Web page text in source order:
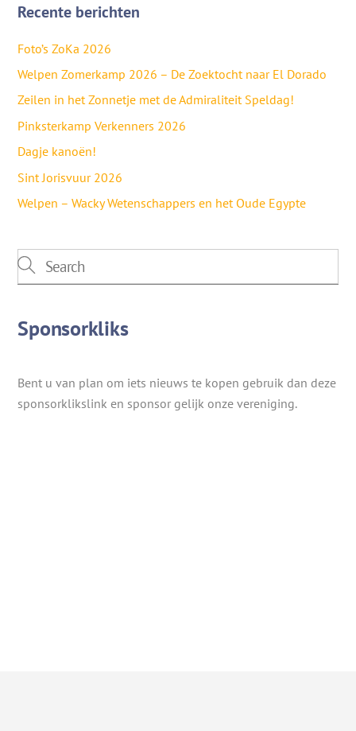
Recente berichten
Foto’s ZoKa 2026
Welpen Zomerkamp 2026 – De Zoektocht naar El Dorado
Zeilen in het Zonnetje met de Admiraliteit Speldag!
Pinksterkamp Verkenners 2026
Dagje kanoën!
Sint Jorisvuur 2026
Welpen – Wacky Wetenschappers en het Oude Egypte
Sponsorkliks
Bent u van plan om iets nieuws te kopen gebruik dan deze
sponsorklikslink en sponsor gelijk onze vereniging.